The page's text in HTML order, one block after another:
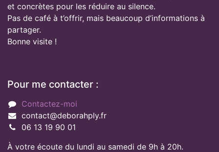
et concrètes pour les réduire au silence.
Pas de café à t’offrir, mais beaucoup d’informations à
partager.
Bonne visite !
Pour me contacter :
Contactez-moi
contact@deborahply.fr
06 13 19 90 01
À votre écoute du lundi au samedi de 9h à 20h.